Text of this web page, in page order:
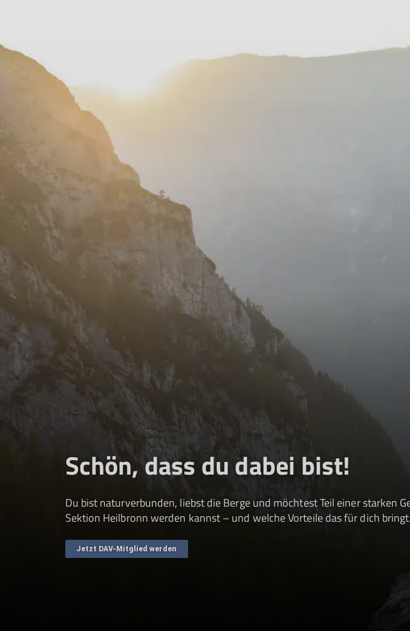
Schön, dass du dabei bist!
Du bist naturverbunden, liebst die Berge und möchtest Teil einer starken
Sektion Heilbronn werden kannst – und welche Vorteile das für dich bringt.
Jetzt DAV-Mitglied werden